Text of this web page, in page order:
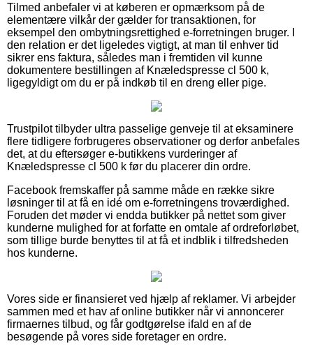
Tilmed anbefaler vi at køberen er opmærksom på de
elementære vilkår der gælder for transaktionen, for
eksempel den ombytningsrettighed e-forretningen bruger. I
den relation er det ligeledes vigtigt, at man til enhver tid
sikrer ens faktura, således man i fremtiden vil kunne
dokumentere bestillingen af Knæledspresse cl 500 k,
ligegyldigt om du er på indkøb til en dreng eller pige.
Trustpilot tilbyder ultra passelige genveje til at eksaminere
flere tidligere forbrugeres observationer og derfor anbefales
det, at du eftersøger e-butikkens vurderinger af
Knæledspresse cl 500 k før du placerer din ordre.
Facebook fremskaffer på samme måde en række sikre
løsninger til at få en idé om e-forretningens troværdighed.
Foruden det møder vi endda butikker på nettet som giver
kunderne mulighed for at forfatte en omtale af ordreforløbet,
som tillige burde benyttes til at få et indblik i tilfredsheden
hos kunderne.
Vores side er finansieret ved hjælp af reklamer. Vi arbejder
sammen med et hav af online butikker når vi annoncerer
firmaernes tilbud, og får godtgørelse ifald en af de
besøgende på vores side foretager en ordre.